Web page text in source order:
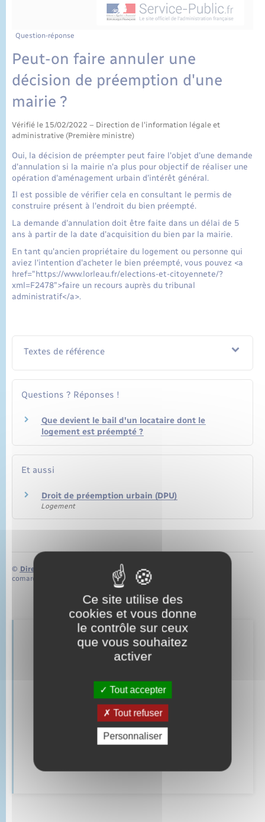
Question-réponse
Peut-on faire annuler une
décision de préemption d'une
mairie ?
Vérifié le 15/02/2022 – Direction de l'information légale et
administrative (Première ministre)
Oui, la décision de préempter peut faire l'objet d'une demande
d'annulation si la mairie n'a plus pour objectif de réaliser une
opération d'aménagement urbain d'intérêt général.
Il est possible de vérifier cela en consultant le permis de
construire présent à l'endroit du bien préempté.
La demande d'annulation doit être faite dans un délai de 5
ans à partir de la date d'acquisition du bien par la mairie.
En tant qu'ancien propriétaire du logement ou personne qui
aviez l'intention d'acheter le bien préempté, vous pouvez <a
href="https://www.lorleau.fr/elections-et-citoyennete/?
xml=F2478">faire un recours auprès du tribunal
administratif</a>.
Textes de référence
Questions ? Réponses !
Que devient le bail d'un locataire dont le
logement est préempté ?
Et aussi
Droit de préemption urbain (DPU)
Logement
© Direction de l’information légale et administrative
comarquage developpé par
baseo.io
Retrouvez aussi
Parrainage civil
Mariage – PACS
Documents d’identité
Ce site utilise des
cookies et vous donne
le contrôle sur ceux
que vous souhaitez
activer
Tout accepter
Tout refuser
Personnaliser